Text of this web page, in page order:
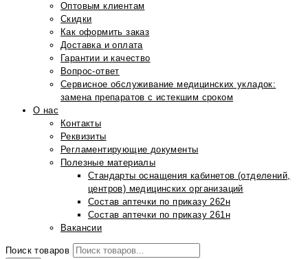
Оптовым клиентам
Скидки
Как оформить заказ
Доставка и оплата
Гарантии и качество
Вопрос-ответ
Сервисное обслуживание медицинских укладок:
замена препаратов с истекшим сроком
О нас
Контакты
Реквизиты
Регламентирующие документы
Полезные материалы
Стандарты оснащения кабинетов (отделений,
центров) медицинских организаций
Состав аптечки по приказу 262н
Состав аптечки по приказу 261н
Вакансии
Поиск товаров